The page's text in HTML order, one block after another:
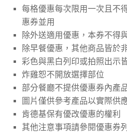
每格優惠每次限用一次且不
惠券並用
除外送適用優惠，本券不得
除早餐優惠，其他商品皆於
彩色與黑白列印或拍照出示
炸雞恕不開放選擇部位
部分餐廳不提供優惠券內產
圖片僅供參考產品以實際供
肯德基保有優改優惠的權利
其他注意事項請參閱優惠券